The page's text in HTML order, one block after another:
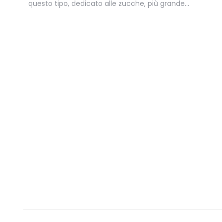
questo tipo, dedicato alle zucche, più grande…